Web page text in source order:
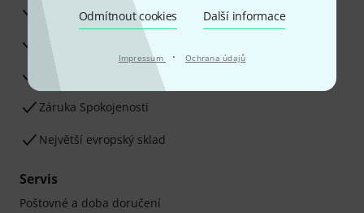
Odmítnout cookies Další informace
Impressum · Ochrana údajů
30denní záruka vrácení peněz
Záruka Spokojenosti
Největší evropský sklad
Servis
Poštovné a doba doručení